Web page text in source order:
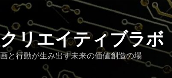
リエイティブラボ
と行動が生み出す未来の価値創造の場